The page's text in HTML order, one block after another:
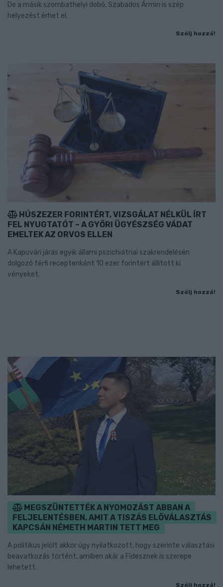
De a másik szombathelyi dobó, Szabados Ármin is szép
helyezést érhet el.
Szólj hozzá!
HÚSZEZER FORINTÉRT, VIZSGÁLAT NÉLKÜL ÍRT
FEL NYUGTATÓT – A GYŐRI ÜGYÉSZSÉG VÁDAT
EMELTEK AZ ORVOS ELLEN
A Kapuvári járás egyik állami pszichiátriai szakrendelésén
dolgozó férfi receptenként 10 ezer forintért állított ki
vényeket.
Szólj hozzá!
MEGSZÜNTETTÉK A NYOMOZÁST ABBAN A
FELJELENTÉSBEN, AMIT A TISZÁS ELŐVÁLASZTÁS
KAPCSÁN NÉMETH MARTIN TETT MEG
A politikus jelölt akkor úgy nyilatkozott, hogy szerinte választási
beavatkozás történt, amiben akár a Fidesznek is szerepe
lehetett.
Szólj hozzá!